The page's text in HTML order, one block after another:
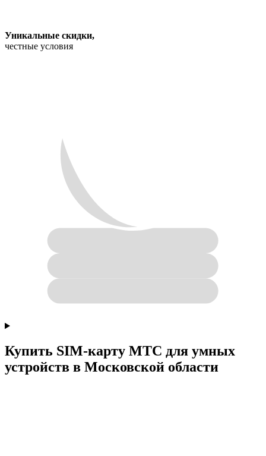
Уникальные скидки,
честные условия
Купить SIM-карту МТС для умных
устройств в Московской области